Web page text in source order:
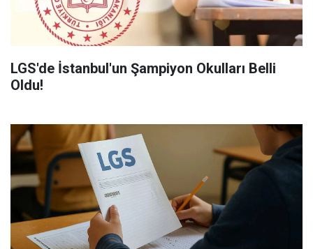
LGS'de İstanbul'un Şampiyon Okulları Belli
Oldu!